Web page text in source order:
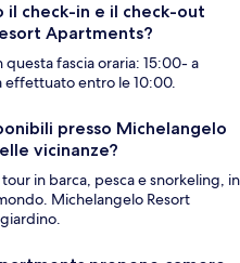
check-in e il check-out
Apartments?
fascia oraria: 15:00- a
effettuato entro le 10:00.
presso Michelangelo
vicinanze?
in barca, pesca e snorkeling, in
Michelangelo Resort